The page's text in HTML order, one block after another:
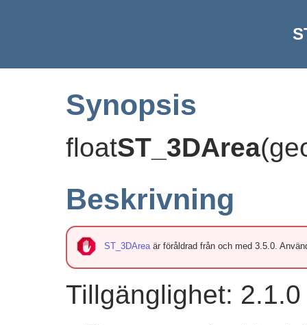
Synopsis
floatST_3DArea(
Beskrivning
ST_3DAreaär föråldrad från och med 3.5.0.
Tillgänglighet: 2.1.0